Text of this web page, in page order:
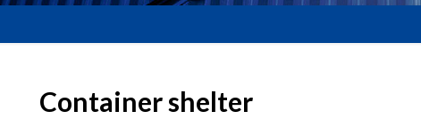
Container shelter